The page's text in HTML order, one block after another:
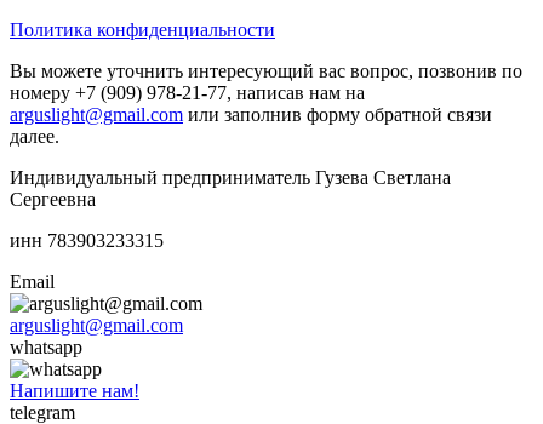
Политика конфиденциальности
Вы можете уточнить интересующий вас вопрос, позвонив по
номеру +7 (909) 978-21-77, написав нам на
arguslight@gmail.com или заполнив форму обратной связи
далее.
Индивидуальный предприниматель Гузева Светлана
Сергеевна
инн 783903233315
Email
arguslight@gmail.com
whatsapp
Напишите нам!
telegram